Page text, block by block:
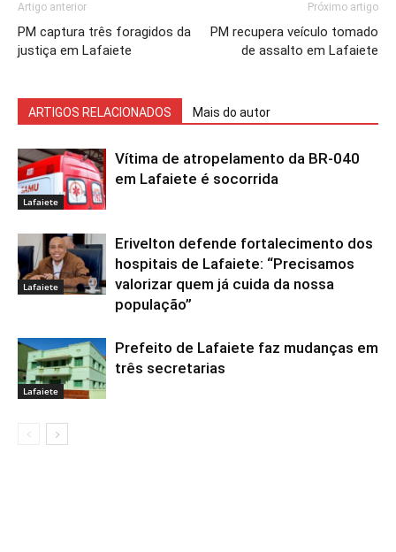
Artigo anterior
PM captura três foragidos da
justiça em Lafaiete
Próximo artigo
PM recupera veículo tomado
de assalto em Lafaiete
ARTIGOS RELACIONADOS Mais do autor
Lafaiete
Vítima de atropelamento da BR-040
em Lafaiete é socorrida
Lafaiete
Erivelton defende fortalecimento dos
hospitais de Lafaiete: “Precisamos
valorizar quem já cuida da nossa
população”
Lafaiete
Prefeito de Lafaiete faz mudanças em
três secretarias